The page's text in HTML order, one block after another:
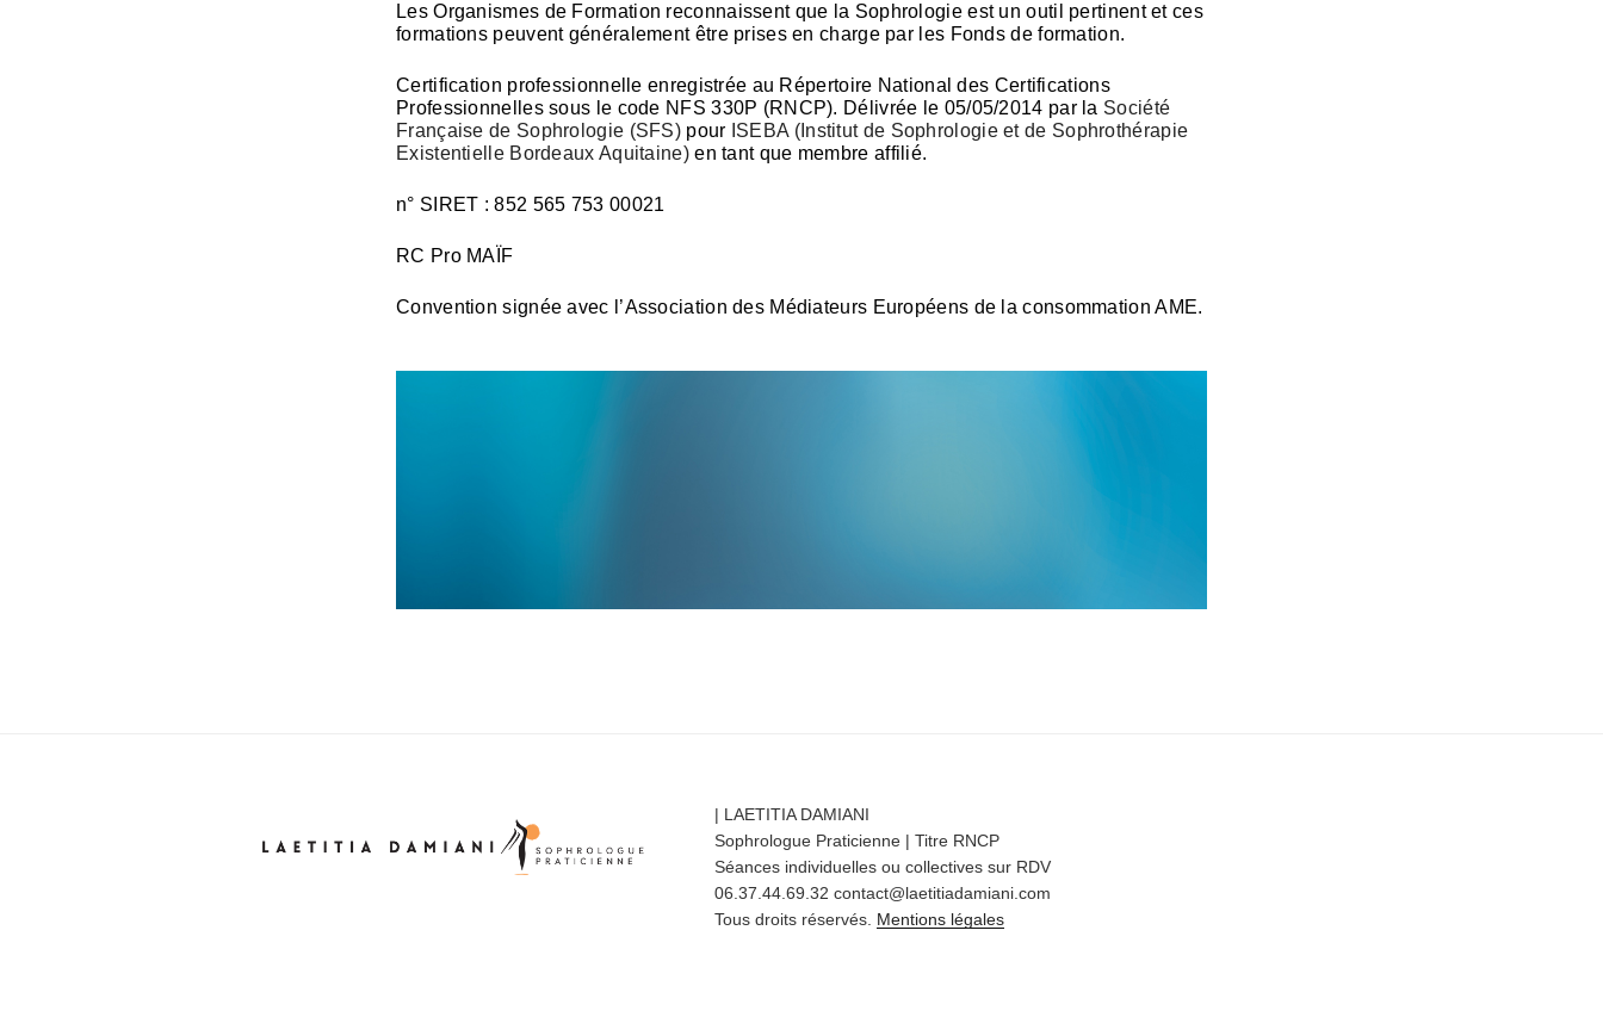
Les Organismes de Formation reconnaissent que la Sophrologie est un outil pertinent et ces
formations peuvent généralement être prises en charge par les Fonds de formation.
Certification professionnelle enregistrée au Répertoire National des Certifications
Professionnelles sous le code NFS 330P (RNCP). Délivrée le 05/05/2014 par la Société
Française de Sophrologie (SFS) pour ISEBA (Institut de Sophrologie et de Sophrothérapie
Existentielle Bordeaux Aquitaine)en tant que membre affilié.
n° SIRET : 852 565 753 00021
RC Pro MAÏF
Convention signée avec l’Association des Médiateurs Européens de la consommation AME.
| LAETITIA DAMIANI
Sophrologue Praticienne | Titre RNCP
Séances individuelles ou collectives sur RDV
06.37.44.69.32 contact@laetitiadamiani.com
Tous droits réservés. Mentions légales